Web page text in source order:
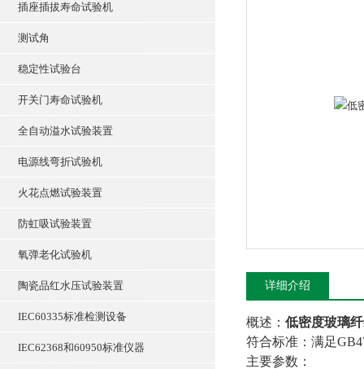
插座插拔寿命试验机
测试角
稳定性试验台
开关门寿命试验机
全自动溢水试验装置
电源线弯折试验机
火花点燃试验装置
防虹吸试验装置
氧弹老化试验机
陶瓷品红水压试验装置
IEC60335标准检测设备
IEC62368和60950标准仪器
详细介绍
概述： 低密度玻璃
符合标准：满足
主要参数：